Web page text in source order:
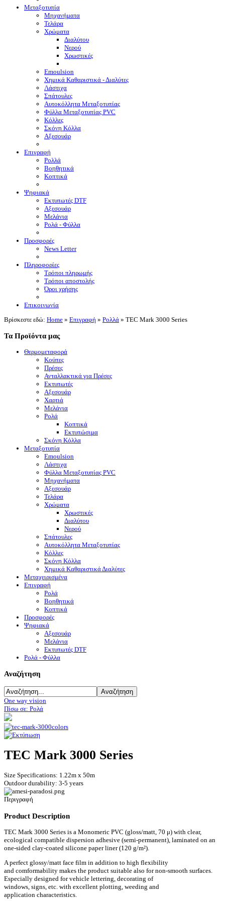
Μεταξοτυπία
Μηχανήματα
Τελάρα
Χρώματα
Διαλύτου
Νερού
Χρωστικές
Emoulsion
Χημικά Καθαριστικά - Διαλύτες
Λάστιχα
Σπάτουλες
Αυτοκόλλητα Μεταξοτυπίας
Φύλλα Μεταξοτυπίας PVC
Κόλλες
Σκόνη Κόλλα
Αξεσουάρ
Επιγραφή
Ρολλά
Βοηθητικά
Κοπτικά
Ψηφιακά
Eκτυπωτές DTF
Αξεσουάρ
Μελάνια
Ρολά - Φύλλα
Προσφορές
News Letter
Πληροφορίες
Τρόποι πληρωμής
Τρόποι αποστολής
Όροι χρήσης
Επικοινωνία
Βρίσκεστε εδώ: Home » Επιγραφή » Ρολλά » TEC Mark 3000 Series
Τα Προϊόντα μας
Θερμομεταφορά
Κούπες
Πρέσες
Ανταλλακτικά για Πρέσες
Εκτυπωτές
Αξεσουάρ
Χαρτιά
Μελάνια
Ρολά
Κοπτικά
Εκτυπώσιμα
Σκόνη Κόλλα
Μεταξοτυπία
Emoulsion
Λάστιχα
Φύλλα Μεταξοτυπίας PVC
Μηχανήματα
Αξεσουάρ
Τελάρα
Χρώματα
Χρωστικές
Διαλύτου
Νερού
Σπάτουλες
Αυτοκόλλητα Μεταξοτυπίας
Κόλλες
Σκόνη Κόλλα
Χημικά Καθαριστικά Διαλύτες
Μεταχειρισμένα
Επιγραφή
Ρολά
Βοηθητικά
Κοπτικά
Προσφορές
Ψηφιακά
Αξεσουάρ
Μελάνια
Eκτυπωτές DTF
Ρολά - Φύλλα
Αναζήτηση
One way vision
Πίσω σε: Ρολά
TEC Mark 3000 Series
Size Specifications: 1.22m x 50m
Outdoor durability: 3-5 years
Περιγραφή
Product Description
TEC Mark 3000 Series is a Monomeric PVC (gloss/matt, 70 μ) with clear,
ecological compatible dispersion adhesive (semi-permanent), laminated on an
one-sided clay-coated silicone paper liner (120 g/m²).
A perfect glossy/matt face film in addition to high flexibility
and comformability makes the product suitable also for non-smooth surfaces.
Especially designed for vehicle lettering, decorating of
windows, signs, etc. with excellent plotting, weeding and
application characteristics.